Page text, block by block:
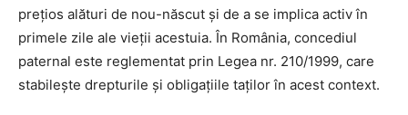
prețios alături de nou-născut și de a se implica activ în
primele zile ale vieții acestuia. În România, concediul
paternal este reglementat prin Legea nr. 210/1999, care
stabilește drepturile și obligațiile taților în acest context.